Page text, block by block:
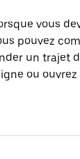
vous
pouvez
un trajet
ou ouvrez